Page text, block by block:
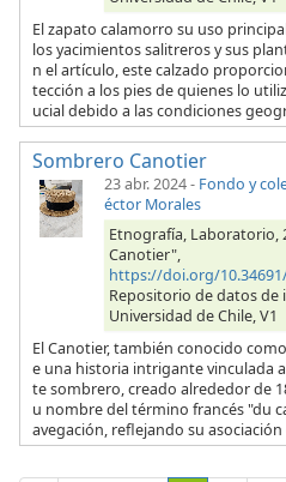
El zapato calamorro su uso
los yacimientos salitreros y sus
n el artículo, este calzado
tección a los pies de quienes lo
ucial debido a las condiciones
Sombrero Canotier
23 abr. 2024- Fondo y
éctor Morales
Etnografía, Laboratorio,
Canotier",
https://doi.org/10.34691/
Repositorio de datos de
Universidad de Chile, V1
El Canotier, también conocido
e una historia intrigante vinculada
te sombrero, creado alrededor de
u nombre del término francés "du
avegación, reflejando su